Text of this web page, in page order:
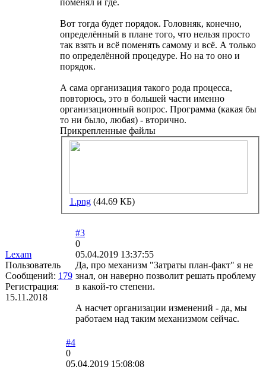
Вот тогда будет порядок. Головняк, конечно,
определённый в плане того, что нельзя просто
так взять и всё поменять самому и всё. А только
по определённой процедуре. Но на то оно и
порядок.
А сама организация такого рода процесса,
повторюсь, это в большей части именно
организационный вопрос. Программа (какая бы
то ни было, любая) - вторично.
Прикрепленные файлы
1.png (44.69 КБ)
Lexam
Пользователь
Сообщений: 179
Регистрация:
15.11.2018
#3
0
05.04.2019 13:37:55
Да, про механизм "Затраты план-факт" я не
знал, он наверно позволит решать проблему
в какой-то степени.
А насчет организации изменений - да, мы
работаем над таким механизмом сейчас.
#4
0
05.04.2019 15:08:08